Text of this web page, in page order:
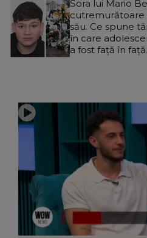
Sora lui Mario
cutremurătoare
său. Ce spune
în care
a fost față în